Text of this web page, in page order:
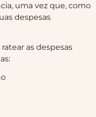
uma vez que, como
despesas
as despesas